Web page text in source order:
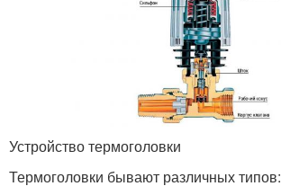
Устройство термоголовки
Термоголовки бывают различных типов: